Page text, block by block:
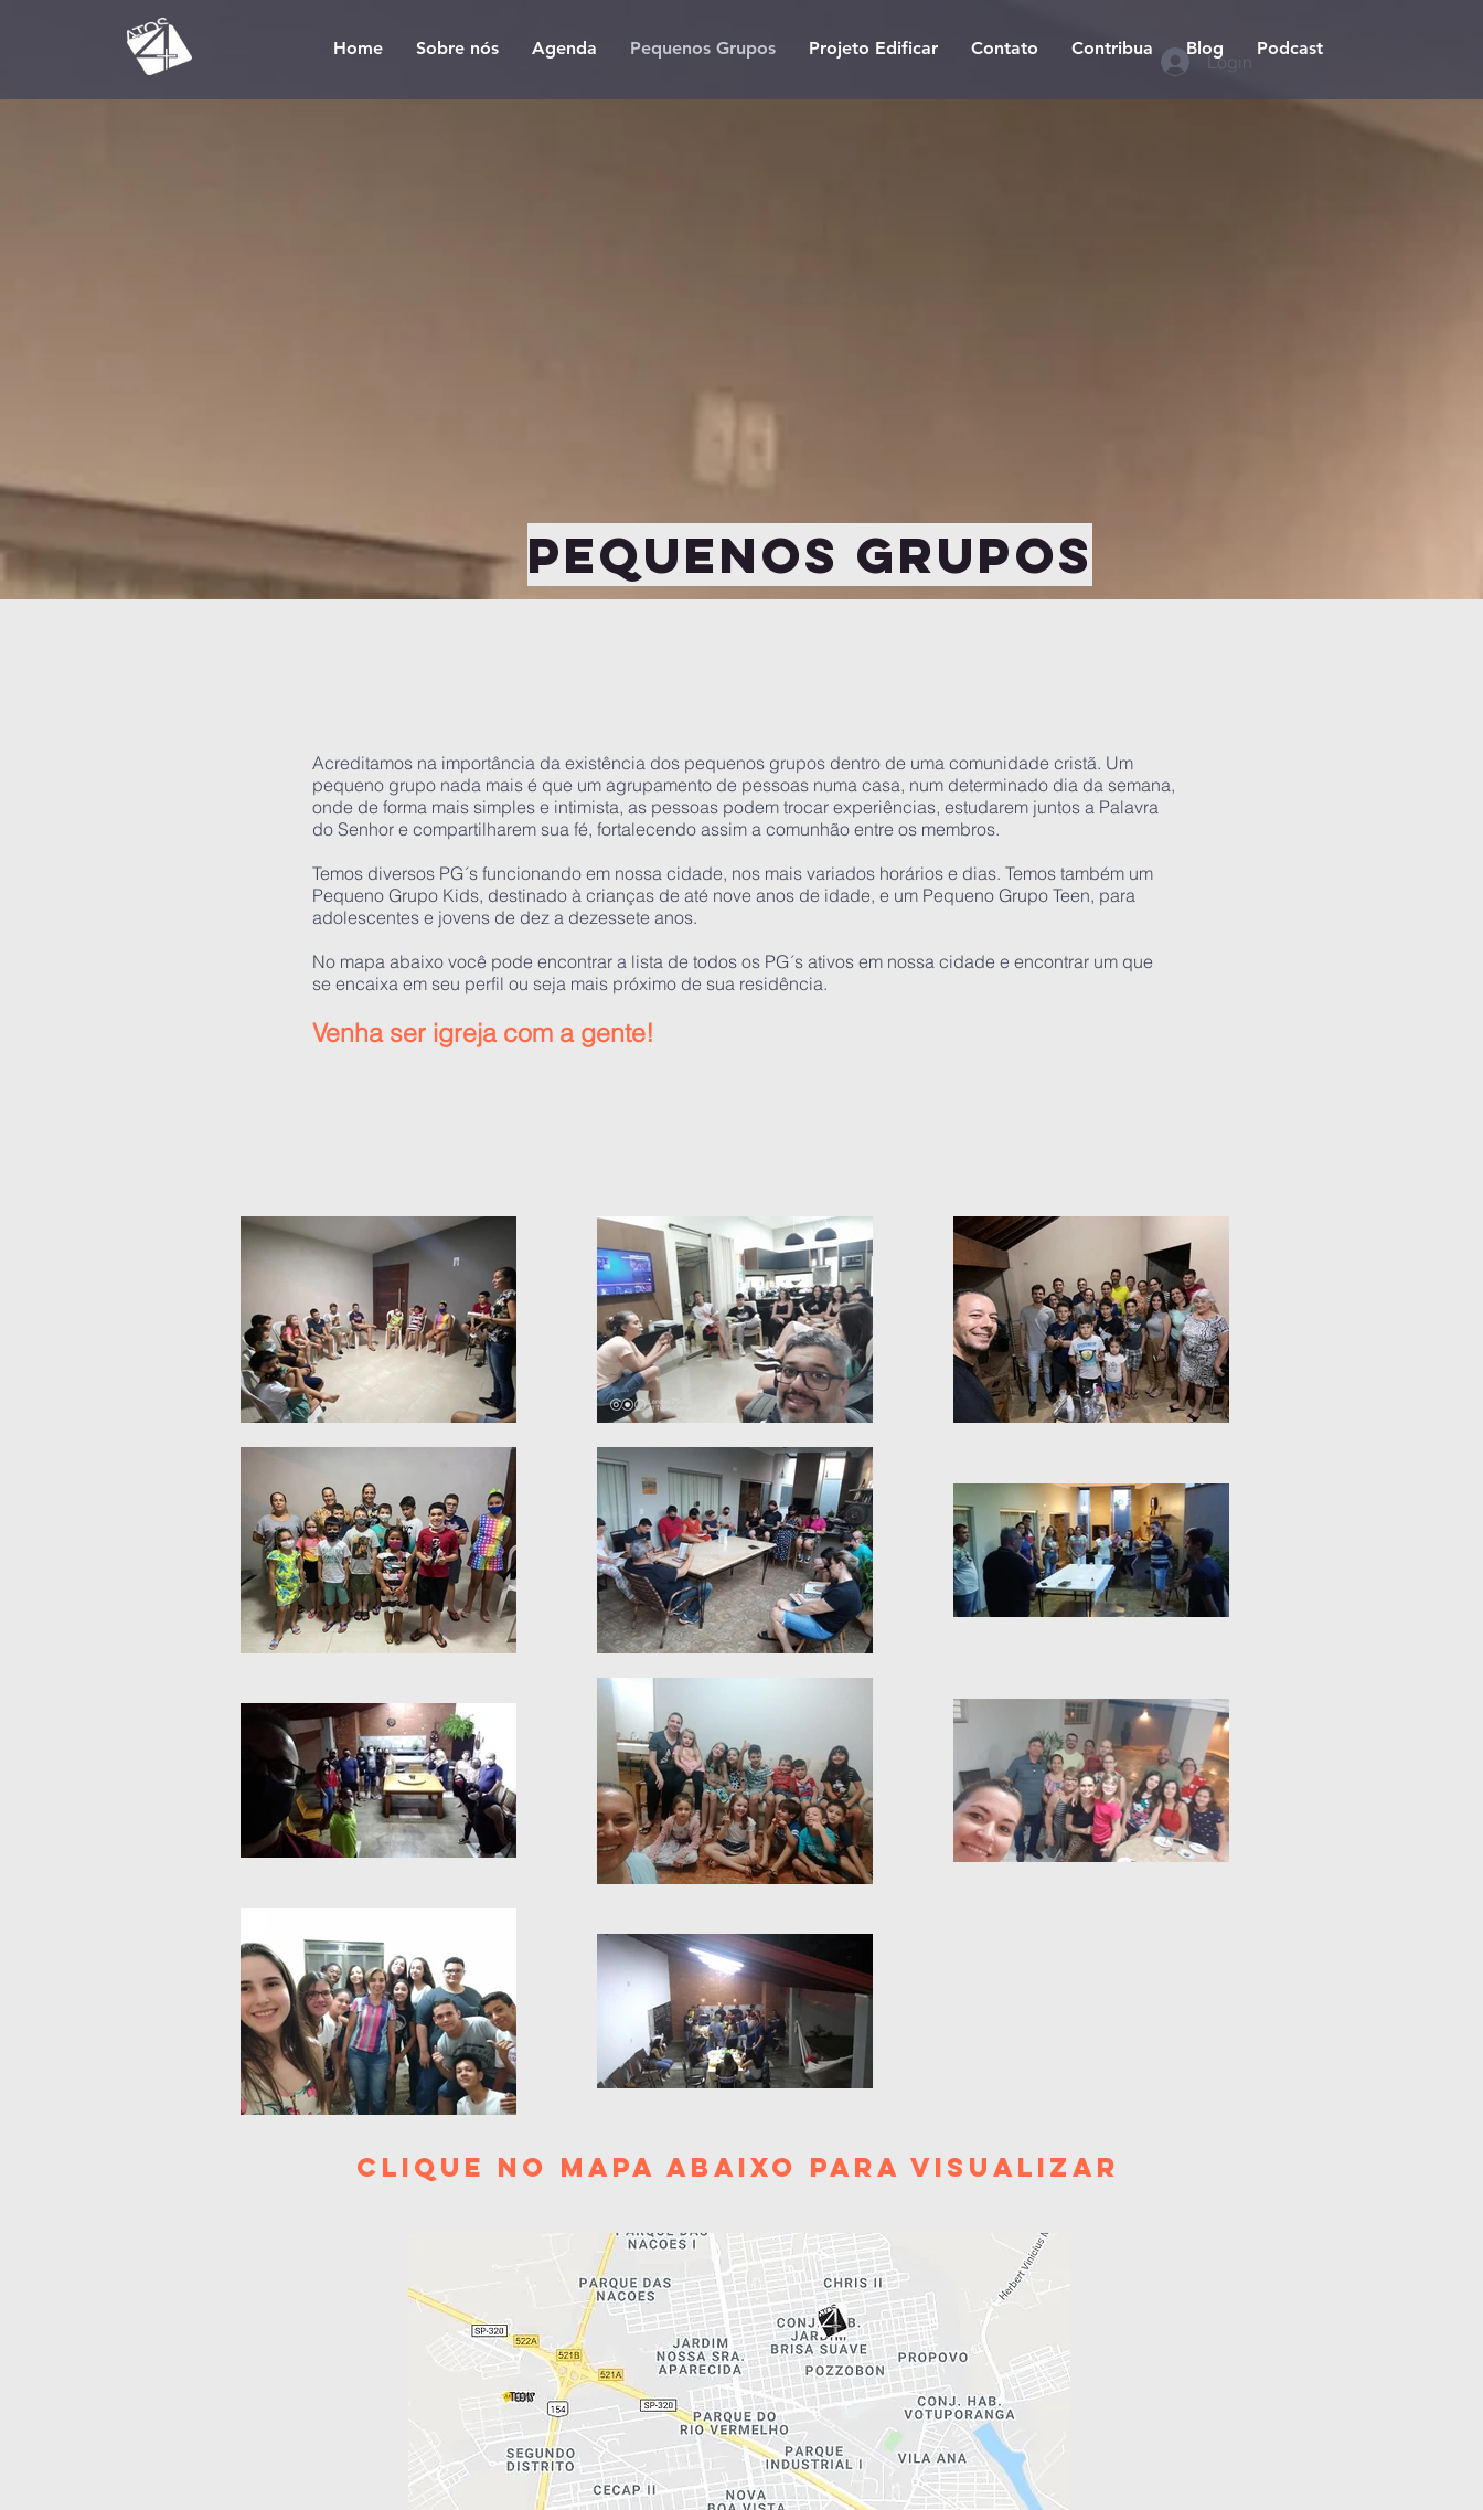
Home Sobre nós Agenda Pequenos Grupos Projeto Edificar Contato Contribua Blog Podcast
Login
pequenos grupos
clique no mapa abaixo para visualizar
Acreditamos na importância da existência dos pequenos grupos dentro de uma comunidade cristã. Um
pequeno grupo nada mais é que um agrupamento de pessoas numa casa, num determinado dia da semana,
onde de forma mais simples e intimista, as pessoas podem trocar experiências, estudarem juntos a Palavra
do Senhor e compartilharem sua fé, fortalecendo assim a comunhão entre os membros.
Temos diversos PG´s funcionando em nossa cidade, nos mais variados horários e dias. Temos também um
Pequeno Grupo Kids, destinado à crianças de até nove anos de idade, e um Pequeno Grupo Teen, para
adolescentes e jovens de dez a dezessete anos.
No mapa abaixo você pode encontrar a lista de todos os PG´s ativos em nossa cidade e encontrar um que
se encaixa em seu perfil ou seja mais próximo de sua residência.
Venha ser igreja com a gente!